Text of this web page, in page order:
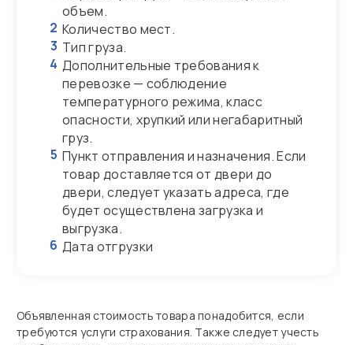
объем.
2 Количество мест.
3 Тип груза.
4 Дополнительные требования к
перевозке — соблюдение
температурного режима, класс
опасности, хрупкий или негабаритный
груз.
5 Пункт отправления и назначения. Если
товар доставляется от двери до
двери, следует указать адреса, где
будет осуществлена загрузка и
выгрузка.
6 Дата отгрузки
Объявленная стоимость товара понадобится, если
требуются услуги страхования. Также следует учесть